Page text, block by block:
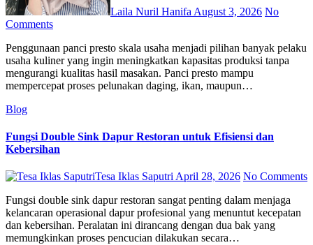
Laila Nuril Hanifa August 3, 2026 No
Comments
Penggunaan panci presto skala usaha menjadi pilihan banyak pelaku
usaha kuliner yang ingin meningkatkan kapasitas produksi tanpa
mengurangi kualitas hasil masakan. Panci presto mampu
mempercepat proses pelunakan daging, ikan, maupun…
Blog
Fungsi Double Sink Dapur Restoran untuk Efisiensi dan
Kebersihan
Tesa Iklas SaputriApril 28, 2026 No Comments
Fungsi double sink dapur restoran sangat penting dalam menjaga
kelancaran operasional dapur profesional yang menuntut kecepatan
dan kebersihan. Peralatan ini dirancang dengan dua bak yang
memungkinkan proses pencucian dilakukan secara…